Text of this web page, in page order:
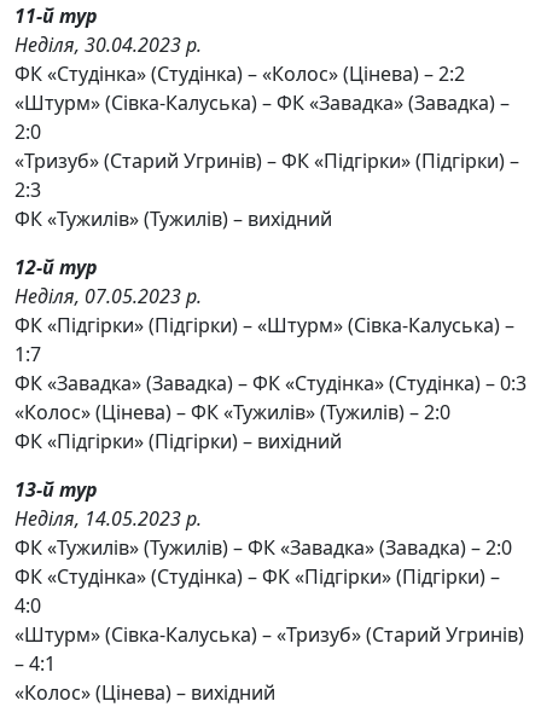
11-й тур
Неділя, 30.04.2023 р.
ФК «Студінка» (Студінка) – «Колос» (Цінева) – 2:2
«Штурм» (Сівка-Калуська) – ФК «Завадка» (Завадка) –
2:0
«Тризуб» (Старий Угринів) – ФК «Підгірки» (Підгірки) –
2:3
ФК «Тужилів» (Тужилів) – вихідний
12-й тур
Неділя, 07.05.2023 р.
ФК «Підгірки» (Підгірки) – «Штурм» (Сівка-Калуська) –
1:7
ФК «Завадка» (Завадка) – ФК «Студінка» (Студінка) – 0:3
«Колос» (Цінева) – ФК «Тужилів» (Тужилів) – 2:0
ФК «Підгірки» (Підгірки) – вихідний
13-й тур
Неділя, 14.05.2023 р.
ФК «Тужилів» (Тужилів) – ФК «Завадка» (Завадка) – 2:0
ФК «Студінка» (Студінка) – ФК «Підгірки» (Підгірки) –
4:0
«Штурм» (Сівка-Калуська) – «Тризуб» (Старий Угринів)
– 4:1
«Колос» (Цінева) – вихідний